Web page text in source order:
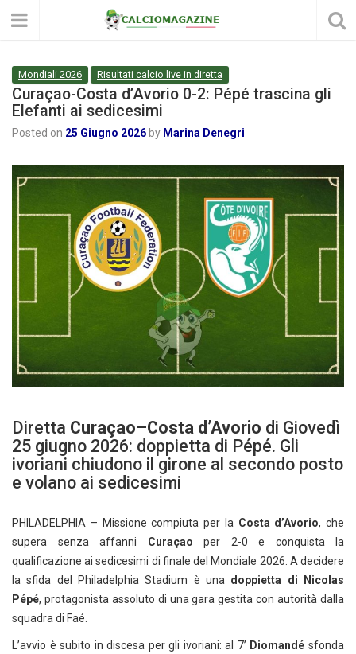
Mondiali 2026 Risultati calcio live in diretta
Curaçao-Costa d’Avorio 0-2: Pépé trascina gli
Elefanti ai sedicesimi
Posted on 25 Giugno 2026 by Marina Denegri
Diretta Curaçao–Costa d’Avorio di Giovedì
25 giugno 2026: doppietta di Pépé. Gli
ivoriani chiudono il girone al secondo posto
e volano ai sedicesimi
PHILADELPHIA – Missione compiuta per la Costa d’Avorio, che
supera senza affanni Curaçao per 2-0 e conquista la
qualificazione ai sedicesimi di finale del Mondiale 2026. A decidere
la sfida del Philadelphia Stadium è una doppietta di Nicolas
Pépé, protagonista assoluto di una gara gestita con autorità dalla
squadra di Faé.
L’avvio è subito in discesa per gli ivoriani: al 7’ Diomandé sfonda